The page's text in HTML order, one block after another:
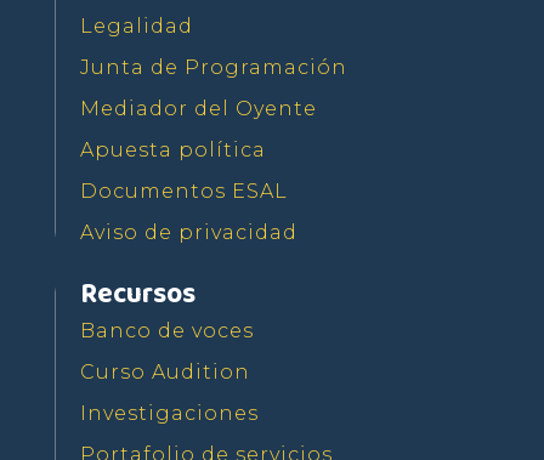
Legalidad
Junta de Programación
Mediador del Oyente
Apuesta política
Documentos ESAL
Aviso de privacidad
Recursos
Banco de voces
Curso Audition
Investigaciones
Portafolio de servicios